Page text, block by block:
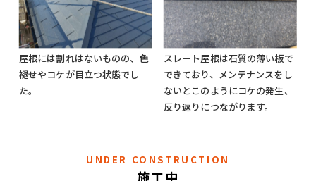
屋根には割れはないものの、色
褪せやコケが目立つ状態でし
た。
スレート屋根は石質の薄い板で
できており、メンテナンスをし
ないとこのようにコケの発生、
反り返りにつながります。
UNDER CONSTRUCTION
施工中